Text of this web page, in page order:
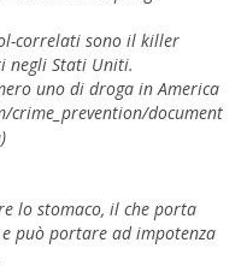
correlati sono il killer
negli Stati Uniti.
uno di droga in America
crime_prevention/document
lo stomaco, il che porta
può portare ad impotenza